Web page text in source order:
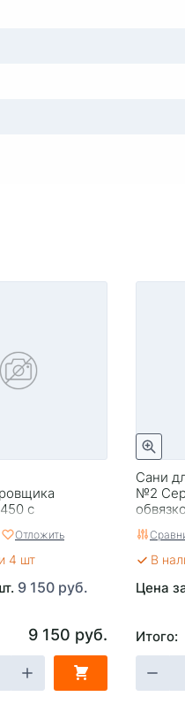
с
Отложить
4 шт
9 150 руб.
9 150 руб.
Сани
№2
В
Цена
Итого: